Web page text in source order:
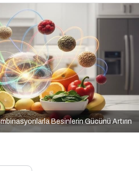
Besinlerin Gücünü Artırın